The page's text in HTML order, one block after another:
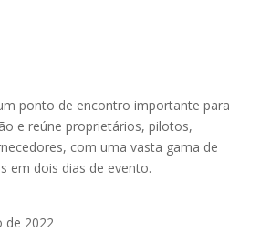
ponto de encontro importante para
e reúne proprietários, pilotos,
com uma vasta gama de
em dois dias de evento.
de 2022